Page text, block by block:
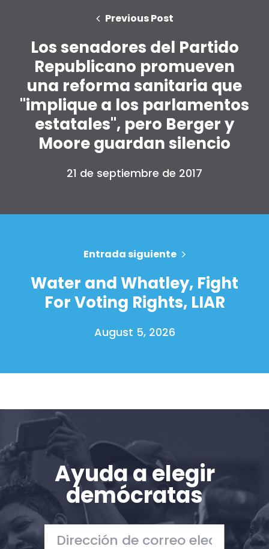
Inicio
Trabaja con nosotros
Pulse
Su fiesta
Acción
Donar
Previous Post
Los senadores del Partido
Republicano promueven
una reforma sanitaria que
"implique a los parlamentos
estatales", pero Berger y
Moore guardan silencio
21 de septiembre de 2017
Entrada siguiente
Water and Whatley, Fight
For Voting Rights, LIAR
August 5, 2026
Ayuda a elegir
demócratas